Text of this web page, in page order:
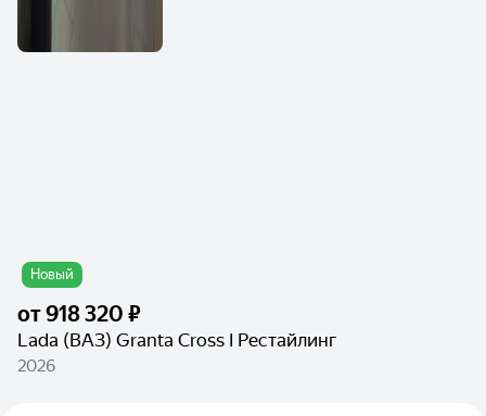
Новый
от918 320 ₽
Lada (ВАЗ) Granta Cross I Рестайлинг
2026